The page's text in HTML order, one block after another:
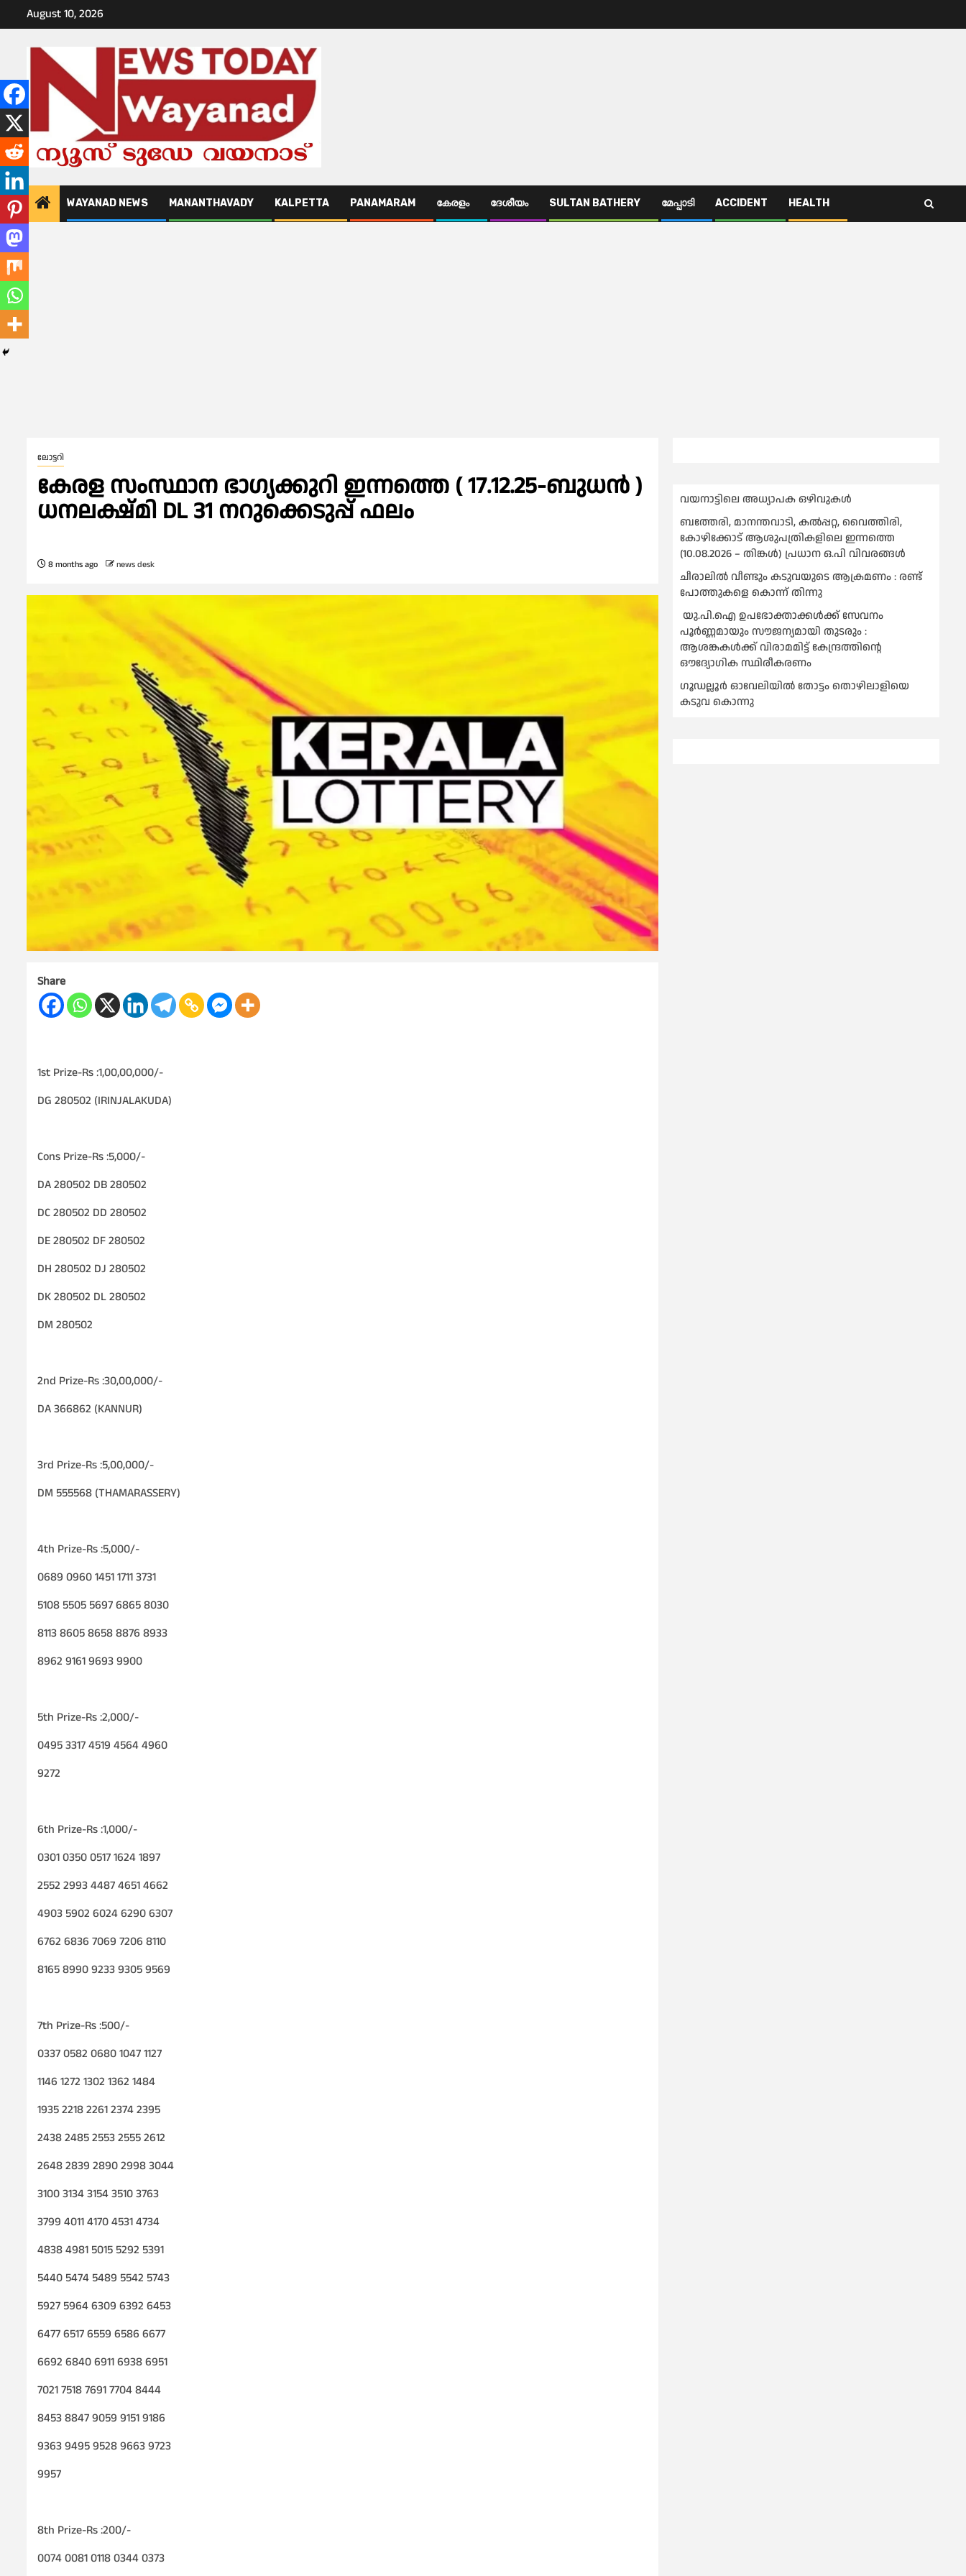
to
August 10, 2026
WAYANAD NEWS MANANTHAVADY KALPETTA PANAMARAM കേരളം ദേശീയം SULTAN BATHERY മേപ്പാടി ACCIDENT HEALTH
ലോട്ടറി
കേരള സംസ്ഥാന ഭാഗ്യക്കുറി ഇന്നത്തെ ( 17.12.25-ബുധൻ )
ധനലക്ഷ്മി DL 31 നറുക്കെടുപ്പ് ഫലം
8 months ago news desk
Share
1st Prize-Rs :1,00,00,000/-
DG 280502 (IRINJALAKUDA)
Cons Prize-Rs :5,000/-
DA 280502 DB 280502
DC 280502 DD 280502
DE 280502 DF 280502
DH 280502 DJ 280502
DK 280502 DL 280502
DM 280502
2nd Prize-Rs :30,00,000/-
DA 366862 (KANNUR)
3rd Prize-Rs :5,00,000/-
DM 555568 (THAMARASSERY)
4th Prize-Rs :5,000/-
0689 0960 1451 1711 3731
5108 5505 5697 6865 8030
8113 8605 8658 8876 8933
8962 9161 9693 9900
5th Prize-Rs :2,000/-
0495 3317 4519 4564 4960
9272
6th Prize-Rs :1,000/-
0301 0350 0517 1624 1897
2552 2993 4487 4651 4662
4903 5902 6024 6290 6307
6762 6836 7069 7206 8110
8165 8990 9233 9305 9569
7th Prize-Rs :500/-
0337 0582 0680 1047 1127
1146 1272 1302 1362 1484
1935 2218 2261 2374 2395
2438 2485 2553 2555 2612
2648 2839 2890 2998 3044
3100 3134 3154 3510 3763
3799 4011 4170 4531 4734
4838 4981 5015 5292 5391
5440 5474 5489 5542 5743
5927 5964 6309 6392 6453
6477 6517 6559 6586 6677
6692 6840 6911 6938 6951
7021 7518 7691 7704 8444
8453 8847 9059 9151 9186
9363 9495 9528 9663 9723
9957
8th Prize-Rs :200/-
0074 0081 0118 0344 0373
വയനാട്ടിലെ അധ്യാപക ഒഴിവുകൾ
ബത്തേരി, മാനന്തവാടി, കൽപ്പറ്റ, വൈത്തിരി,
കോഴിക്കോട് ആശുപത്രികളിലെ ഇന്നത്തെ
(10.08.2026 – തിങ്കൾ) പ്രധാന ഒ.പി വിവരങ്ങൾ
ചീരാലിൽ വീണ്ടും കടുവയുടെ ആക്രമണം : രണ്ട്
പോത്തുകളെ കൊന്ന് തിന്നു
യു.പി.ഐ ഉപഭോക്താക്കള്‍ക്ക് സേവനം
പൂര്‍ണ്ണമായും സൗജന്യമായി തുടരും :
ആശങ്കകള്‍ക്ക് വിരാമമിട്ട് കേന്ദ്രത്തിന്റെ
ഔദ്യോഗിക സ്ഥിരീകരണം
ഗൂഡല്ലൂർ ഓവേലിയിൽ തോട്ടം തൊഴിലാളിയെ
കടുവ കൊന്നു